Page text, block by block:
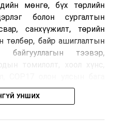
мөнгө, бүх төрлийн
болон сургалтын
санхүүжилт, төрийн
төлбөр, байр ашиглалтын
байгууллагын тээвэр,
өр, орон нутгийн нөөц
хэвийн үргэлжлүүлэхээр
УНШИХ